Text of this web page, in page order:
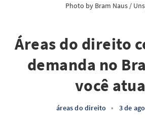
Photo by Bram Naus /
Áreas do direito
demanda no
você
áreas do direito • 3 de